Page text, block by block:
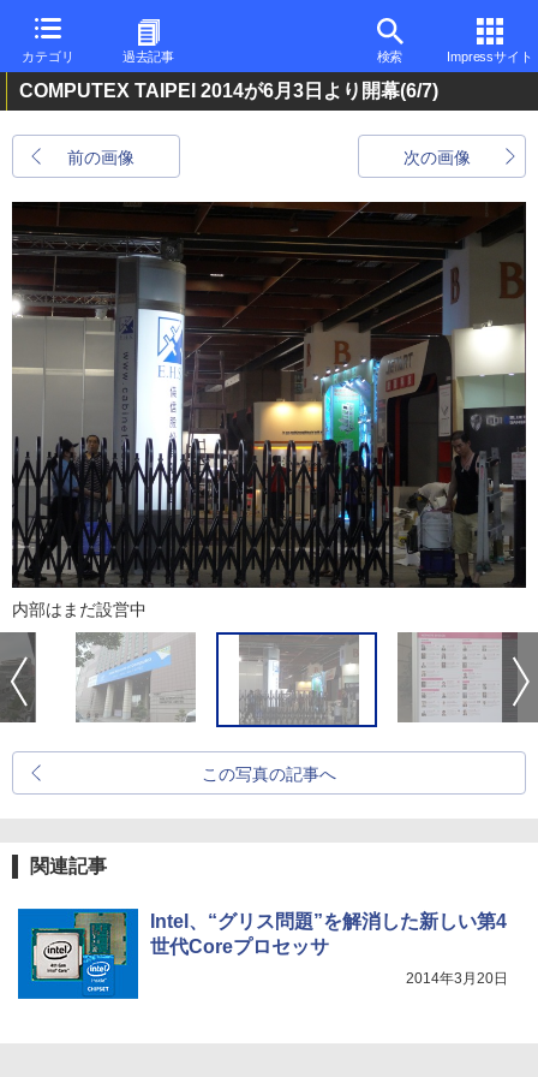
カテゴリ 過去記事 検索 Impressサイト
COMPUTEX TAIPEI 2014が6月3日より開幕(6/7)
前の画像 次の画像
内部はまだ設営中
この写真の記事へ
関連記事
Intel、“グリス問題”を解消した新しい第4
世代Coreプロセッサ
2014年3月20日